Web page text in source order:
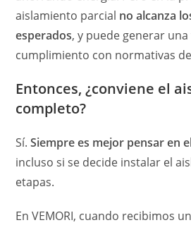
aislamiento parcial no alcanza
esperados, y puede generar
cumplimiento con normativas
Entonces, ¿conviene el
completo?
Sí.Siempre es mejor pensar en
incluso si se decide instalar el
etapas.
En VEMORI, cuando recibimos